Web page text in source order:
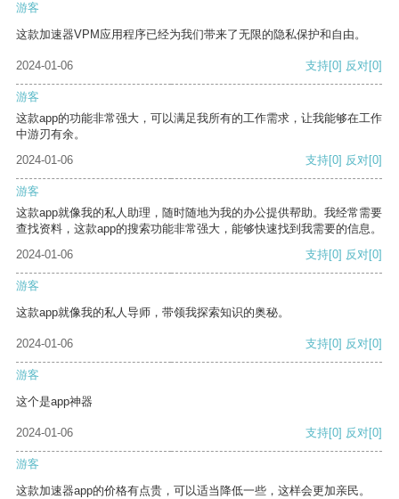
游客
这款加速器VPM应用程序已经为我们带来了无限的隐私保护和自由。
2024-01-06 支持[0] 反对[0]
游客
这款app的功能非常强大，可以满足我所有的工作需求，让我能够在工作
中游刃有余。
2024-01-06
支持[0] 反对[0]
游客
这款app就像我的私人助理，随时随地为我的办公提供帮助。我经常需要
查找资料，这款app的搜索功能非常强大，能够快速找到我需要的信息。
2024-01-06
支持[0] 反对[0]
游客
这款app就像我的私人导师，带领我探索知识的奥秘。
2024-01-06 支持[0] 反对[0]
游客
这个是app神器
2024-01-06 支持[0] 反对[0]
游客
这款加速器app的价格有点贵，可以适当降低一些，这样会更加亲民。